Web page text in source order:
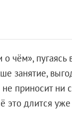
чём», пугаясь
занятие,
приносит ни
длится уже